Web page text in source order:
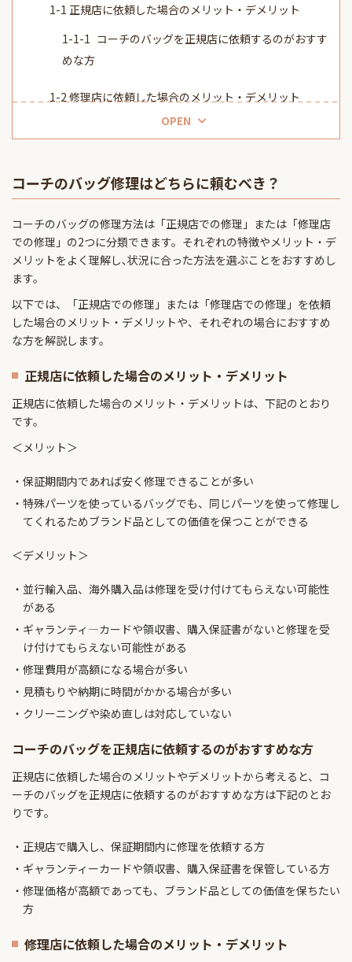
OPEN
正規店に依頼した場合のメリット・デメリット
コーチのバッグを正規店に依頼するのがおすす
めな方
修理店に依頼した場合のメリット・デメリット
コーチのバッグを修理店に依頼するのがおすす
コーチのバッグ修理の料金について
コーチのリュック肩ベルト破れ
コーチリュックの持ち手交換
コーチのバッグの修理ならバッグラボにお任せください
見積もりは無料・配達修理も行っています
まとめ
コーチのバッグ修理はどちらに頼むべき？
​​コーチのバッグの修理方法は「正規店での修理」または「修理店
での修理」の2つに分類できます。それぞれの特徴やメリット・デ
メリットをよく理解し､状況に合った方法を選ぶことをおすすめし
ます。
以下では、「正規店での修理」または「修理店での修理」を依頼
した場合のメリット・デメリットや、それぞれの場合におすすめ
な方を解説します。
正規店に依頼した場合のメリット・デメリット
正規店に依頼した場合のメリット・デメリットは、下記のとおり
です。
＜メリット＞
保証期間内であれば安く修理できることが多い
特殊パーツを使っているバッグでも、同じパーツを使って修理し
てくれるためブランド品としての価値を保つことができる
＜デメリット＞
並行輸入品、海外購入品は修理を受け付けてもらえない可能性
がある
ギャランティ―カードや領収書、購入保証書がないと修理を受
け付けてもらえない可能性がある
修理費用が高額になる場合が多い
見積もりや納期に時間がかかる場合が多い
クリーニングや染め直しは対応していない
コーチのバッグを正規店に依頼するのがおすすめな方
正規店に依頼した場合のメリットやデメリットから考えると、コ
ーチのバッグを正規店に依頼するのがおすすめな方は下記のとお
りです。
正規店で購入し、保証期間内に修理を依頼する方
ギャランティーカードや領収書、購入保証書を保管している方
修理価格が高額であっても、ブランド品としての価値を保ちたい
方
修理店に依頼した場合のメリット・デメリット